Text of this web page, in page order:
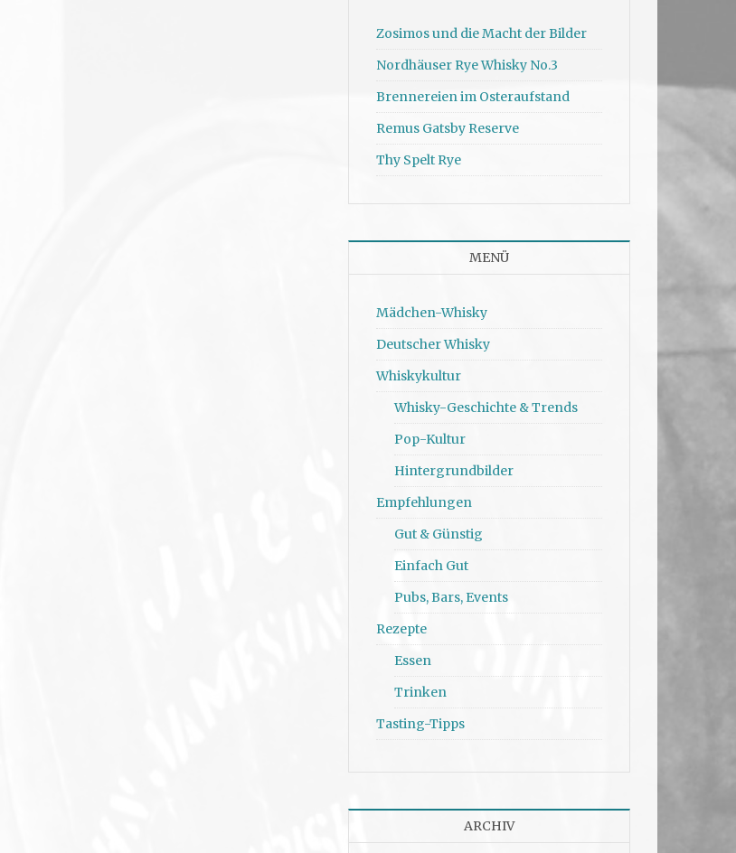
Zosimos und die Macht der Bilder
Nordhäuser Rye Whisky No.3
Brennereien im Osteraufstand
Remus Gatsby Reserve
Thy Spelt Rye
MENÜ
Mädchen-Whisky
Deutscher Whisky
Whiskykultur
Whisky-Geschichte & Trends
Pop-Kultur
Hintergrundbilder
Empfehlungen
Gut & Günstig
Einfach Gut
Pubs, Bars, Events
Rezepte
Essen
Trinken
Tasting-Tipps
ARCHIV